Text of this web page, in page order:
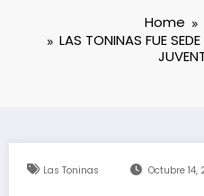
Home
LAS TONINAS FUE
Las Toninas Octubre 14,